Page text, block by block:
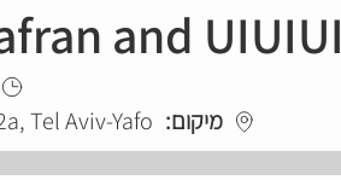
and UIUIUI
מיקום: Tel Aviv-Yafo